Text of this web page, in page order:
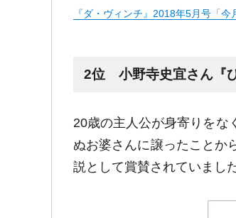
『ダ・ヴィンチ』2018年5月号「
2位 小野寺史宜さん『ひ
20歳の主人公が身寄りをな
ぬお婆さんに譲ったことか
説として賞賛されていました